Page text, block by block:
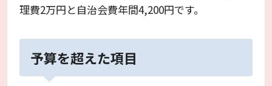
理費2万円と自治会費年間4,200円です。
予算を超えた項目